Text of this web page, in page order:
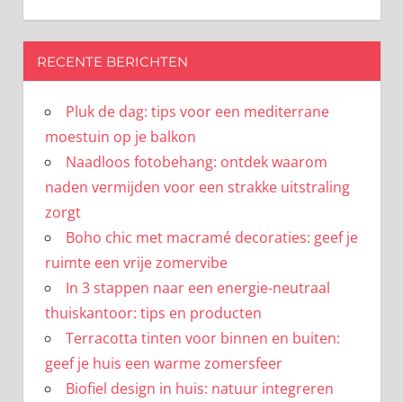
RECENTE BERICHTEN
Pluk de dag: tips voor een mediterrane
moestuin op je balkon
Naadloos fotobehang: ontdek waarom
naden vermijden voor een strakke uitstraling
zorgt
Boho chic met macramé decoraties: geef je
ruimte een vrije zomervibe
In 3 stappen naar een energie-neutraal
thuiskantoor: tips en producten
Terracotta tinten voor binnen en buiten:
geef je huis een warme zomersfeer
Biofiel design in huis: natuur integreren